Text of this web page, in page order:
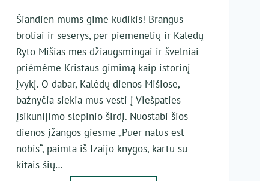
Šiandien mums gimė kūdikis! Brangūs
broliai ir seserys, per piemenėlių ir Kalėdų
Ryto Mišias mes džiaugsmingai ir švelniai
priėmėme Kristaus gimimą kaip istorinį
įvykį. O dabar, Kalėdų dienos Mišiose,
bažnyčia siekia mus vesti į Viešpaties
Įsikūnijimo slėpinio širdį. Nuostabi šios
dienos įžangos giesmė „Puer natus est
nobis“, paimta iš Izaijo knygos, kartu su
kitais šių…